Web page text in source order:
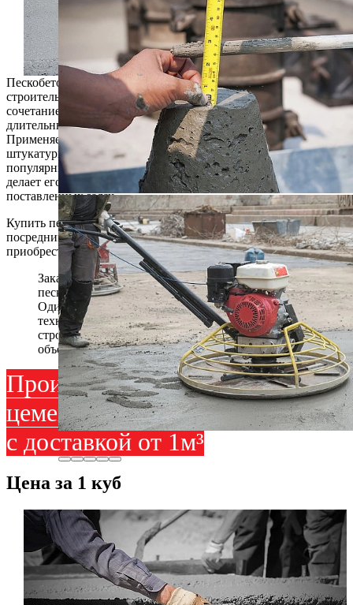
Пескобетон М150 B12,5 наиболее универсальный
строительный материал, который обладает оптимальным
сочетанием цены и качества. Он обладает прочностью, и
длительным сроком службы готовых сооружений.
Применяется в частном строительстве, для кладки,
штукатурки. Материал долго не затвердевает, поэтому
популярный не только в мешках, но и готовый раствор. Это
делает его универсальным материалом для реализации любых
поставленных задач.
Купить пескобетон у бетонного завода в Одинцово без
посредников – значит сохранить приличные деньги и
приобрести раствор качестваГОСТ.
Заказать морозостойкий водонепроницаемый
пескобетон марки М150 класса B12,5 с доставкой в
Одинцово по телефону:+7 (499) 113-02-99. Наши
технологи проконсультируют монолитному
строительству, рассчитают расход и нужный
объем.
Производство готовых
цементных смесей и растворов
с доставкой от 1м³
Цена за 1 куб